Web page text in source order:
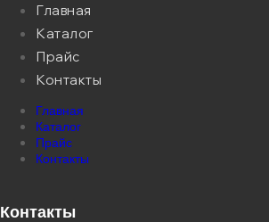
Главная
Каталог
Прайс
Контакты
Главная
Каталог
Прайс
Контакты
Контакты